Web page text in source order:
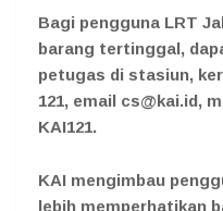
Bagi pengguna LRT
barang tertinggal,
petugas di stasiun,
121, email cs@kai.id,
KAI121.
KAI mengimbau
lebih memperhatikan